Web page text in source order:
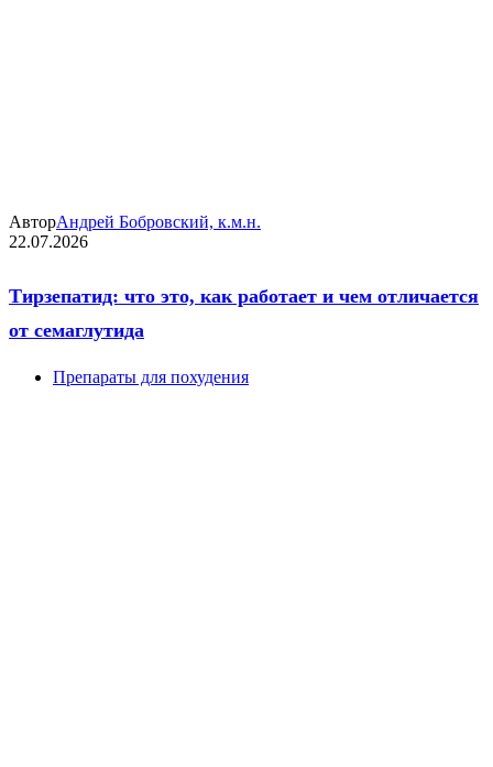
АвторАндрей Бобровский, к.м.н.
22.07.2026
Тирзепатид: что это, как работает и чем отличается
от семаглутида
Препараты для похудения